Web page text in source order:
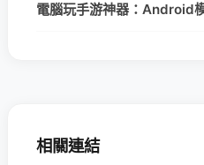
電腦玩手游神器：Android
相關連結